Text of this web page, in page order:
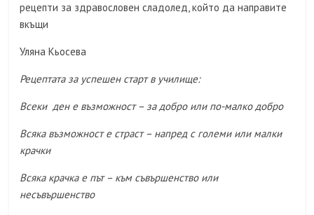
рецепти за здравословен сладолед, който да направите
вкъщи
Уляна Кьосева
Рецептата за успешен старт в училище:
Всеки ден е възможност – за добро или по-малко добро
Всяка възможност е страст – напред с големи или малки
крачки
Всяка крачка е път – към съвършенство или
несъвършенство